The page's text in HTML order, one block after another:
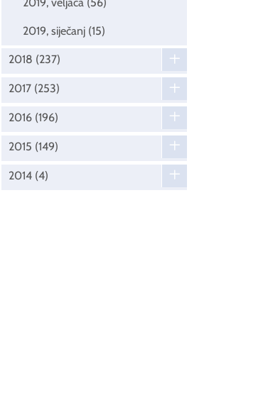
2019, siječanj (15)
2018 (237)
2017 (253)
2016 (196)
2015 (149)
2014 (4)